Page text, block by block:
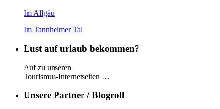
Im Allgäu
Im Tannheimer Tal
Lust auf urlaub bekommen?
Auf zu unseren
Tourismus-Internetseiten …
Unsere Partner / Blogroll